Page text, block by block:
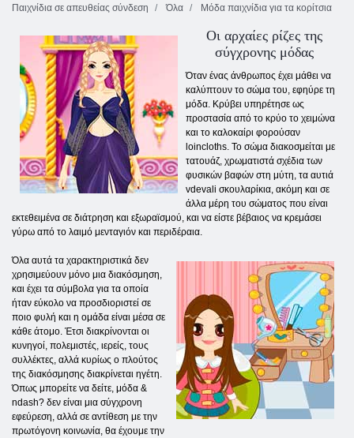
Παιχνίδια σε απευθείας σύνδεση Όλα Μόδα παιχνίδια για τα κορίτσια
Οι αρχαίες ρίζες της
σύγχρονης μόδας
Όταν ένας άνθρωπος έχει μάθει να
καλύπτουν το σώμα του, εφηύρε τη
μόδα. Κρύβει υπηρέτησε ως
προστασία από το κρύο το χειμώνα
και το καλοκαίρι φορούσαν
loincloths. Το σώμα διακοσμείται με
τατουάζ, χρωματιστά σχέδια των
φυσικών βαφών στη μύτη, τα αυτιά
vdevali σκουλαρίκια, ακόμη και σε
άλλα μέρη του σώματος που είναι
εκτεθειμένα σε διάτρηση και εξωραϊσμού, και να είστε βέβαιος να κρεμάσει
γύρω από το λαιμό μενταγιόν και περιδέραια.
Όλα αυτά τα χαρακτηριστικά δεν
χρησιμεύουν μόνο μια διακόσμηση,
και έχει τα σύμβολα για τα οποία
ήταν εύκολο να προσδιοριστεί σε
ποιο φυλή και η ομάδα είναι μέσα σε
κάθε άτομο. Έτσι διακρίνονται οι
κυνηγοί, πολεμιστές, ιερείς, τους
συλλέκτες, αλλά κυρίως ο πλούτος
της διακόσμησης διακρίνεται ηγέτη.
Όπως μπορείτε να δείτε, μόδα &
ndash? δεν είναι μια σύγχρονη
εφεύρεση, αλλά σε αντίθεση με την
πρωτόγονη κοινωνία, θα έχουμε την